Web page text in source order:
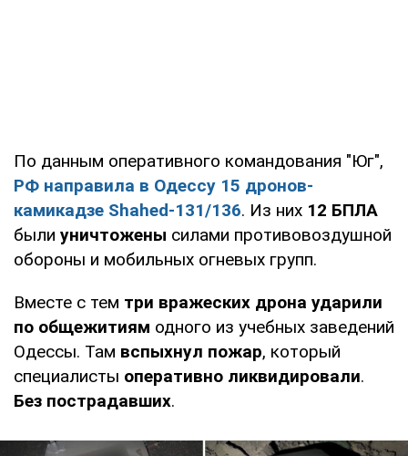
По данным оперативного командования "Юг",
РФ направила в Одессу 15 дронов-
камикадзе Shahed-131/136. Из них 12 БПЛА
были уничтожены силами противовоздушной
обороны и мобильных огневых групп.
Вместе с тем три вражеских дрона ударили
по общежитиям одного из учебных заведений
Одессы. Там вспыхнул пожар, который
специалисты оперативно ликвидировали.
Без пострадавших.